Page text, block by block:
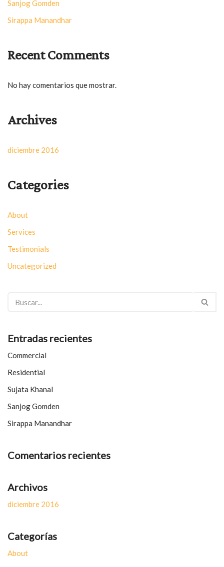
Sanjog Gomden
Sirappa Manandhar
Recent Comments
No hay comentarios que mostrar.
Archives
diciembre 2016
Categories
About
Services
Testimonials
Uncategorized
Entradas recientes
Commercial
Residential
Sujata Khanal
Sanjog Gomden
Sirappa Manandhar
Comentarios recientes
Archivos
diciembre 2016
Categorías
About